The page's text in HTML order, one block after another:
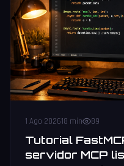
1 Ago 202618 min 89
Tutorial
servidor MCP